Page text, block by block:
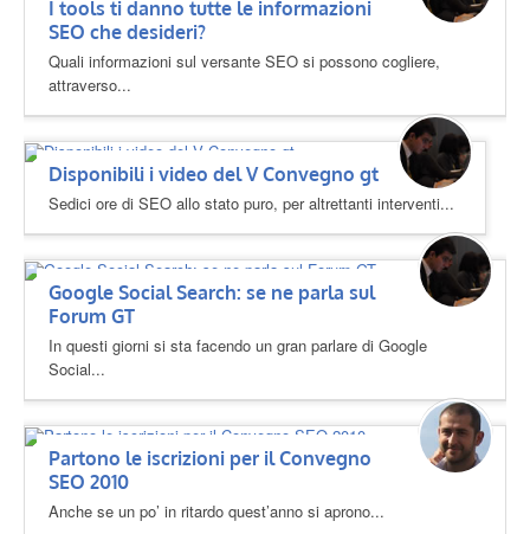
I tools ti danno tutte le informazioni
SEO che desideri?
Quali informazioni sul versante SEO si possono cogliere,
attraverso...
Disponibili i video del V Convegno gt
Sedici ore di SEO allo stato puro, per altrettanti interventi...
Google Social Search: se ne parla sul
Forum GT
In questi giorni si sta facendo un gran parlare di Google
Social...
Partono le iscrizioni per il Convegno
SEO 2010
Anche se un po’ in ritardo quest’anno si aprono...